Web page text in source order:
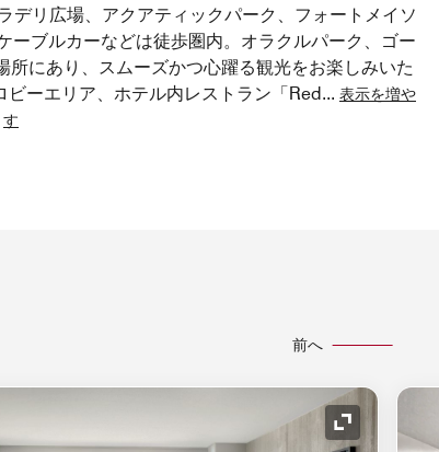
デリ広場、アクアティックパーク、フォートメイソ
ーブルカーなどは徒歩圏内。オラクルパーク、ゴー
にあり、スムーズかつ心躍る観光をお楽しみいた
ーエリア、ホテル内レストラン「Red... 表示を増や
す
前へ
アイコンの